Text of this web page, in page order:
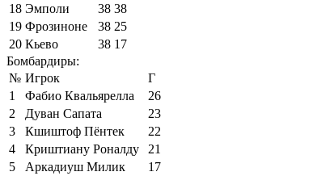
18 Эмполи 38 38
19 Фрозиноне 38 25
20 Кьево 38 17
Бомбардиры:
№ Игрок
Г
1
Фабио Квальярелла
26
2
Дуван Сапата
23
3
Кшиштоф Пёнтек
22
4
Криштиану Роналду
21
5
Аркадиуш Милик
17